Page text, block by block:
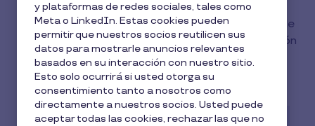
bienestar de los empleados: retribución flexible,
beneficios sociales, compromiso y satisfacción de
empleados.... sin olvidar la importancia de la gestión
administrativa de la empresa para Recursos
Humanos.
Beneficios para empleados Casos de éxito
y plataformas de redes sociales, tales como
Meta o LinkedIn. Estas cookies pueden
permitir que nuestros socios reutilicen sus
datos para mostrarle anuncios relevantes
basados en su interacción con nuestro sitio.
Esto solo ocurrirá si usted otorga su
consentimiento tanto a nosotros como
directamente a nuestros socios. Usted puede
aceptar todas las cookies, rechazar las que no